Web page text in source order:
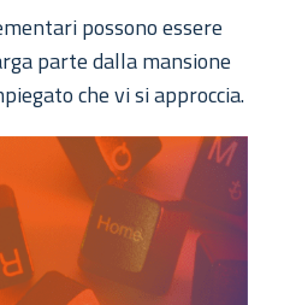
possono essere
parte dalla mansione
che vi si approccia.